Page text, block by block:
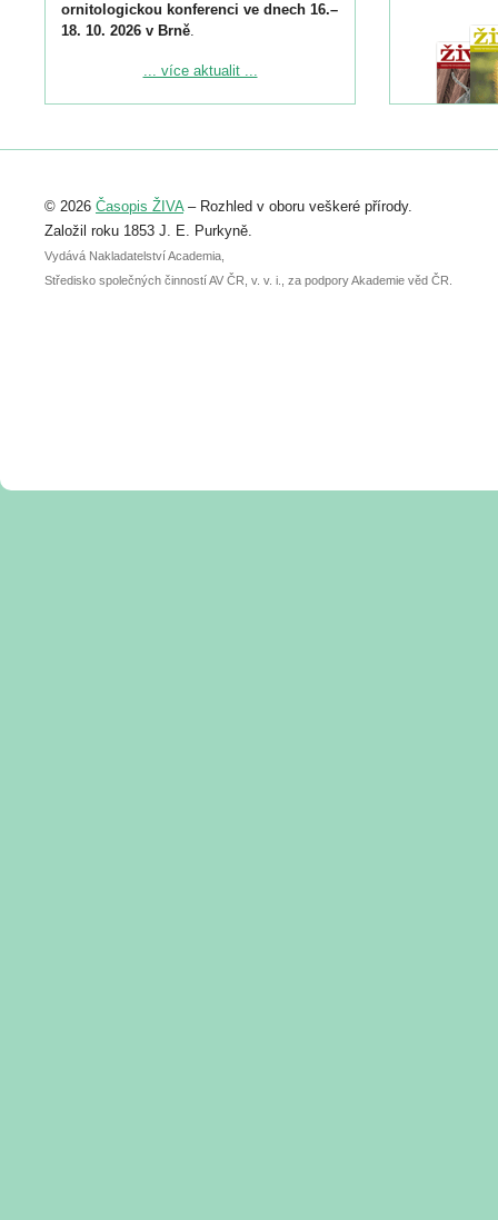
ornitologickou konferenci ve dnech 16.–
18. 10. 2026 v Brně.
Podrobnější informace ke konferenci
Registrovat se můžete do 6. září.
abstraktu přihlášené přednášky nebo
posteru je už 30. června.
... více aktualit ...
© 2026 Časopis ŽIVA– Rozhled v oboru veškeré přírody.
Založil roku 1853 J. E. Purkyně.
Vydává Nakladatelství Academia,
Středisko společných činností AV ČR, v. v. i., za podpory Akademie věd ČR.